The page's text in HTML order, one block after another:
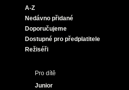
A-Z
Nedávno přidané
Doporučujeme
Dostupné pro předplatitele
Režiséři
Pro dítě
Junior